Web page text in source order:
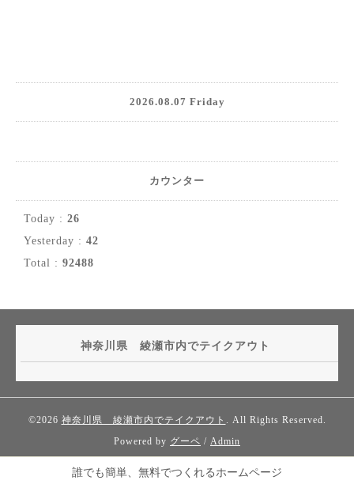
2026.08.07 Friday
カウンター
Today : 26
Yesterday : 42
Total : 92488
神奈川県 綾瀬市内でテイクアウト
©2026 神奈川県 綾瀬市内でテイクアウト . All Rights Reserved.
Powered by グーペ / Admin
誰でも簡単、無料でつくれるホームページ